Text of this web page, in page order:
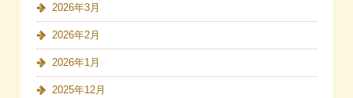
2026年3月
2026年2月
2026年1月
2025年12月